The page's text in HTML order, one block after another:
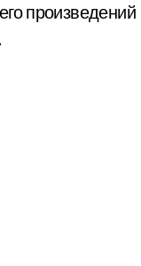
произведений